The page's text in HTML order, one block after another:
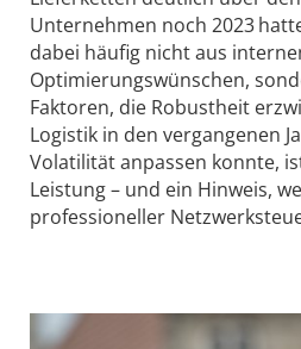
Unternehmen noch 2023
dabei häufig nicht aus
Optimierungswünschen,
Faktoren, die Robustheit
Logistik in den vergangenen
Volatilität anpassen konnte,
Leistung – und ein Hinweis,
professioneller